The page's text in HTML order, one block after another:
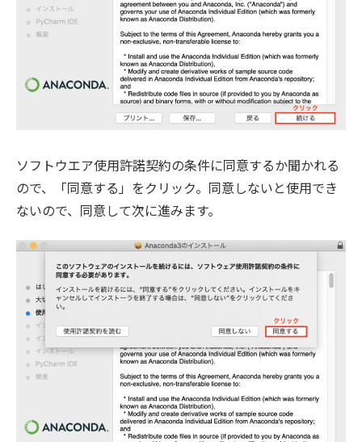
ソフトウエア使用許諾契約の条件に同意するか聞かれる
ので、「同意する」をクリック。同意しないと使用でき
ないので、同意して次に進みます。